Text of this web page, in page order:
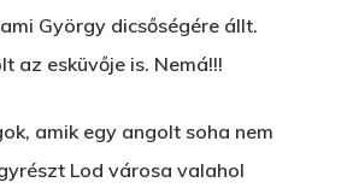
György dicsőségére állt.
az esküvője is. Nemá!!!
amik egy angolt soha nem
Lod városa valahol